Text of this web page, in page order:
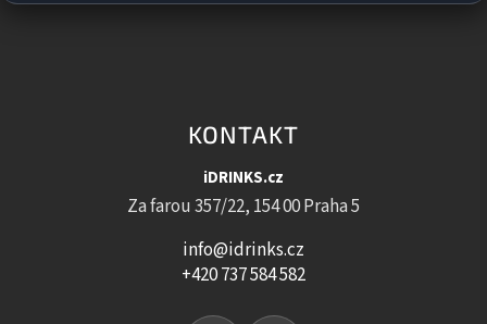
KONTAKT
iDRINKS.cz
Za farou 357/22, 154 00 Praha 5
info@idrinks.cz
+420 737 584 582